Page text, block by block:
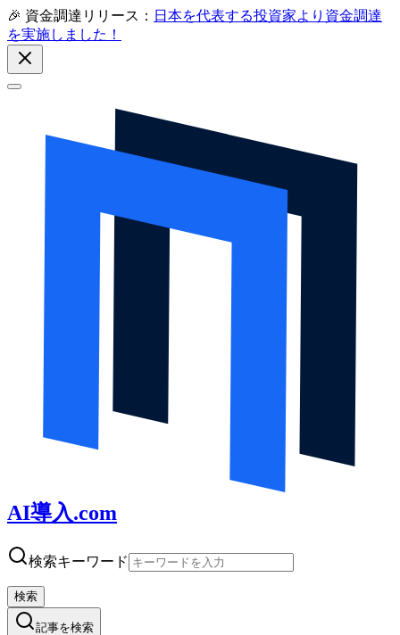
🎉 資金調達リリース： 日本を代表する投資家より資金調達
を実施しました！
AI導入.com
検索キーワード
検索
記事を検索